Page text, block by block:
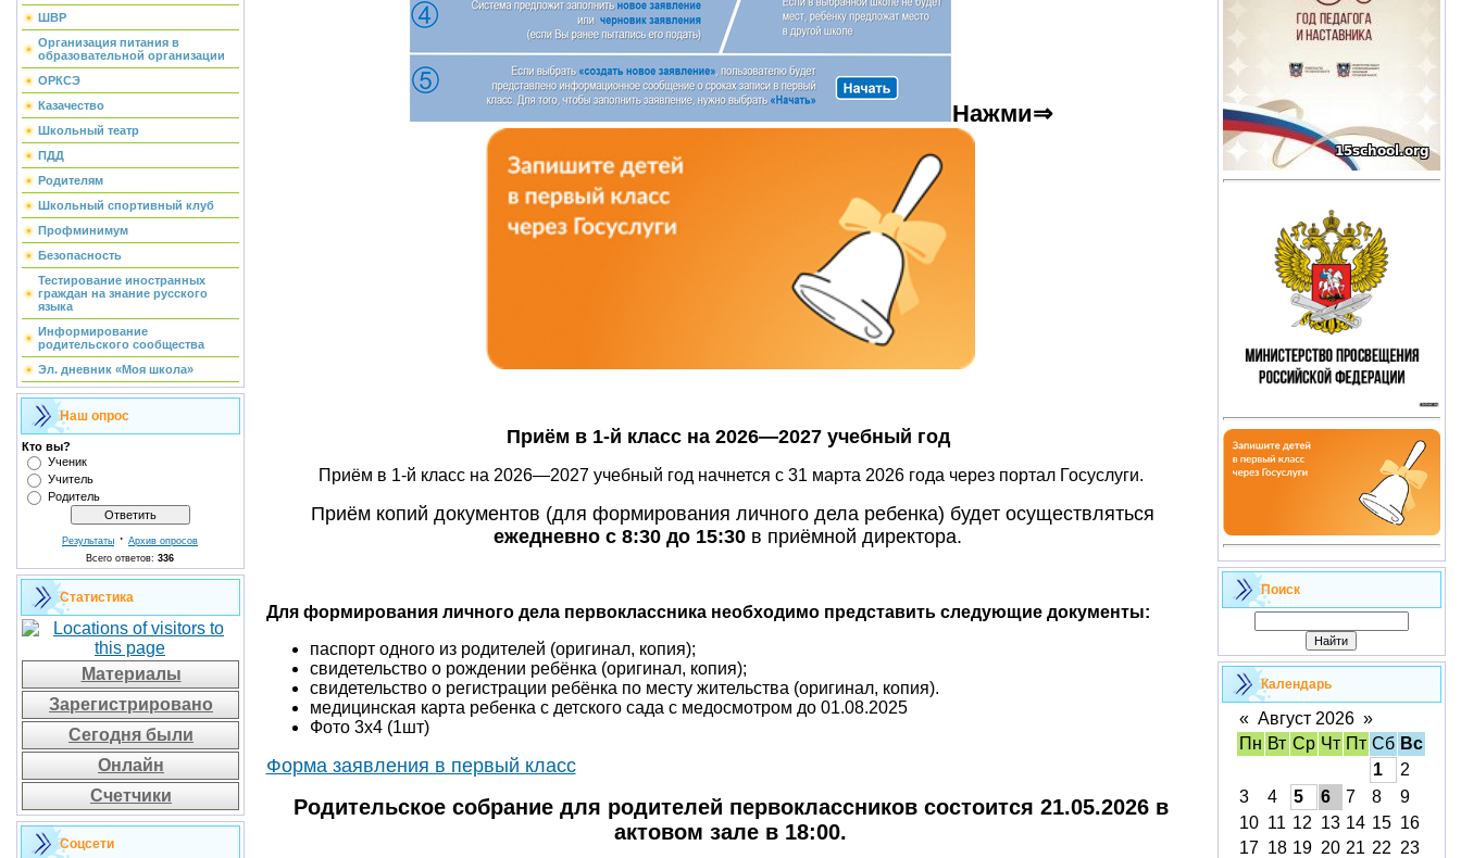
ШВР
Организация питания в
образовательной организации
ОРКСЭ
Казачество
Школьный театр
ПДД
Родителям
Школьный спортивный клуб
Профминимум
Безопасность
Тестирование иностранных
граждан на знание русского
языка
Информирование
родительского сообщества
Эл. дневник «Моя школа»
Наш опрос
Кто вы?
Ученик
Учитель
Родитель
Результаты · Архив опросов
Всего ответов: 336
Статистика
Материалы
Зарегистрировано
Сегодня были
Онлайн
Счетчики
Соцсети
Нажми⇒
Приём в 1-й класс на 2026—2027 учебный год
Приём в 1-й класс на 2026—2027 учебный год начнется с 31 марта 2026 года через портал Госуслуги.
Приём копий документов (для формирования личного дела ребенка) будет осуществляться
ежедневно с 8:30 до 15:30 в приёмной директора.
Для формирования личного дела первоклассника необходимо представить следующие документы:
паспорт одного из родителей (оригинал, копия);
свидетельство о рождении ребёнка (оригинал, копия);
свидетельство о регистрации ребёнка по месту жительства (оригинал, копия).
медицинская карта ребенка с детского сада с медосмотром до 01.08.2025
Фото 3х4 (1шт)
Форма заявления в первый класс
Родительское собрание для родителей первоклассников состоится 21.05.2026 в
актовом зале в 18:00.
Поиск
Календарь
« Август 2026 »
Пн Вт Ср Чт Пт Сб Вс
1
2
3
4 5 6 7 8
9
10 11 12 13 14 15 16
17 18 19 20 21 22 23